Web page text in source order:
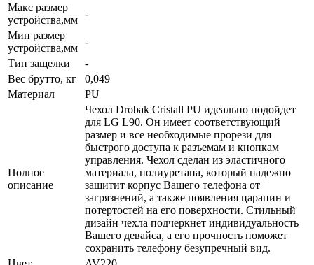
Макс размер
устройства,мм
-
Мин размер
устройства,мм
-
Тип защелки
-
Вес брутто, кг
0,049
Материал
PU
Полное
описание
Чехол Drobak Cristall PU идеально подойдет
для LG L90. Он имеет соответствующий
размер и все необходимые прорези для
быстрого доступа к разъемам и кнопкам
управления. Чехол сделан из эластичного
материала, полиуретана, который надежно
защитит корпус Вашего телефона от
загрязнений, а также появления царапин и
потертостей на его поверхности. Стильный
дизайн чехла подчеркнет индивидуальность
Вашего девайса, а его прочность поможет
сохранить телефону безупречный вид.